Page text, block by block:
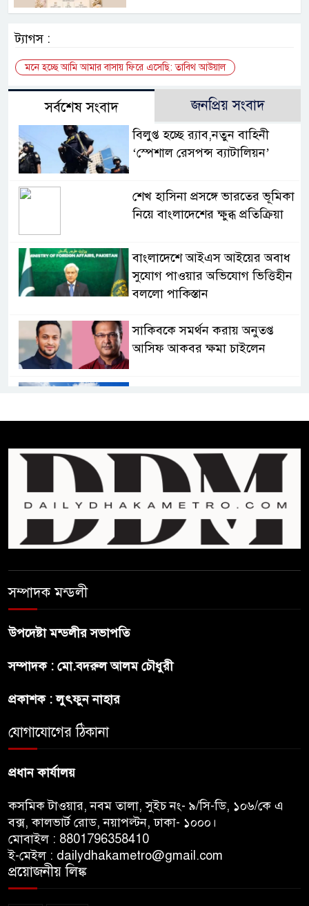
ট্যাগস :
মনে হচ্ছে আমি আমার বাসায় ফিরে এসেছি: তাবিথ আউয়াল
সর্বশেষ সংবাদ জনপ্রিয় সংবাদ
বিলুপ্ত হচ্ছে র‍্যাব,নতুন বাহিনী
‘স্পেশাল রেসপন্স ব্যাটালিয়ন’
শেখ হাসিনা প্রসঙ্গে ভারতের ভূমিকা
নিয়ে বাংলাদেশের ক্ষুব্ধ প্রতিক্রিয়া
বাংলাদেশে আইএস আইয়ের অবাধ
সুযোগ পাওয়ার অভিযোগ ভিত্তিহীন
বললো পাকিস্তান
সাকিবকে সমর্থন করায় অনুতপ্ত
আসিফ আকবর ক্ষমা চাইলেন
প্রথম শ্রেণি ছাড়া অন্য সব শ্রেণিতে
হবে ভর্তি পরীক্ষা: শিক্ষা মন্ত্রণালয়
জনগনের অধিকার আদায়ে এসেছিঃ
জামাতের আমির
বন্ধুত্ব : ব্রেট লি
সম্পাদক মন্ডলী
উপদেষ্টা মন্ডলীর সভাপতি
সম্পাদক : মো.বদরুল আলম চৌধুরী
প্রকাশক : লুৎফুন নাহার
যোগাযোগের ঠিকানা
প্রধান কার্যালয়
কসমিক টাওয়ার, নবম তালা, সুইচ নং- ৯/সি-ডি, ১০৬/কে এ
বক্স, কালভার্ট রোড, নয়াপল্টন, ঢাকা- ১০০০।
মোবাইল : 8801796358410
ই-মেইল : dailydhakametro@gmail.com
প্রয়োজনীয় লিঙ্ক